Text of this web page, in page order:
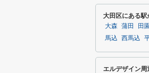
大田区にある駅
大森 蒲田 田
馬込
西馬込
エルデザイン